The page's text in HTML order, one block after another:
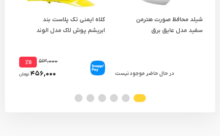
شیلد محافظ صورت هترمن
سفید مدل عایق برق
در حال حاضر موجود نیست
کلاه ایمنی تک پلاست بند
ابریشم پوش لاک مدل الوند
۵۱۳,۰۰۰ ٪۱۱
۴۵۶,۰۰۰ تومان